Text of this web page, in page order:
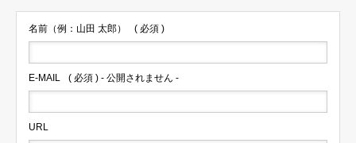
名前（例：山田 太郎） ( 必須 )
E-MAIL ( 必須 ) - 公開されません -
URL